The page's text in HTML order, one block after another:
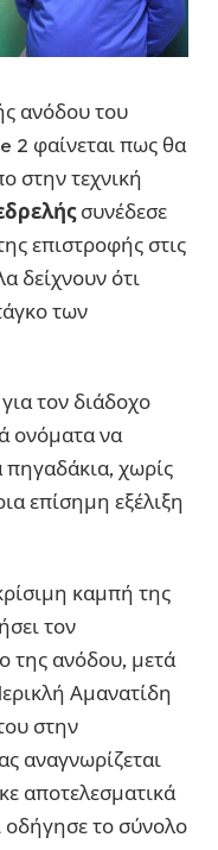
ανόδου του
2 φαίνεται πως θα
στην τεχνική
συνέδεσε
επιστροφής στις
δείχνουν ότι
των
τον διάδοχο
ονόματα να
πηγαδάκια, χωρίς
επίσημη εξέλιξη
καμπή της
τον
της ανόδου, μετά
Αμανατίδη
στην
αναγνωρίζεται
αποτελεσματικά
οδήγησε το σύνολο